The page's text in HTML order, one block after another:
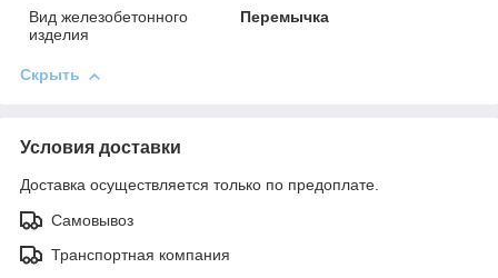
Вид железобетонного
изделия
Перемычка
Скрыть
Условия доставки
Доставка осуществляется только по предоплате.
Самовывоз
Транспортная компания